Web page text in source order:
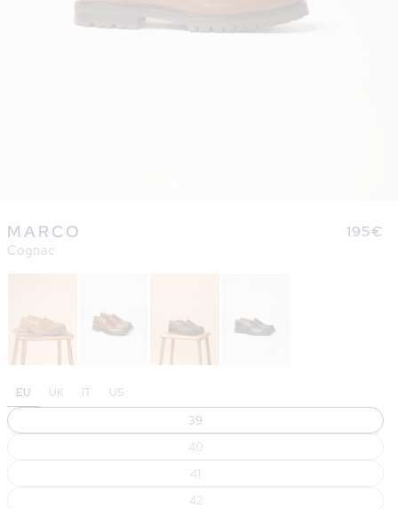
média
Prix
195€
MARCO
Cognac
EU UK IT US
39
40
41
42